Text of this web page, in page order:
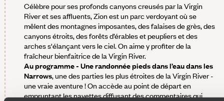
Célèbre pour ses profonds canyons creusés par la Virgin
River et ses affluents, Zion est un parc verdoyant où se
mêlent des montagnes imposantes, des falaises de grès, des
canyons étroits, des forêts d’érables et peupliers et des
arches s'élançant vers le ciel. On aime y profiter de la
fraîcheur bienfaitrice de la Virgin River.
Au programme - Une randonnée pieds dans l’eau dans les
Narrows, une des parties les plus étroites de la Virgin River -
une vraie aventure ! On accède au point de départ en
empruntant les navettes diffusant des commentaires qui